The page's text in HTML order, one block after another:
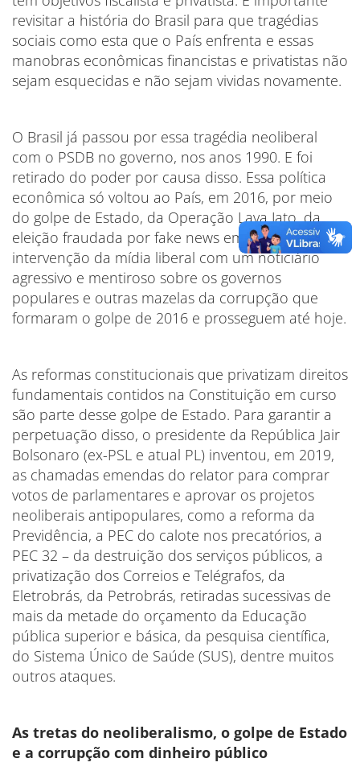
revisitar a história do Brasil para que tragédias
sociais como esta que o País enfrenta e essas
manobras econômicas financistas e privatistas não
sejam esquecidas e não sejam vividas novamente.
O Brasil já passou por essa tragédia neoliberal
com o PSDB no governo, nos anos 1990. E foi
retirado do poder por causa disso. Essa política
econômica só voltou ao País, em 2016, por meio
do golpe de Estado, da Operação Lava Jato, da
eleição fraudada por fake news em 2018, da
intervenção da mídia liberal com um noticiário
agressivo e mentiroso sobre os governos
populares e outras mazelas da corrupção que
formaram o golpe de 2016 e prosseguem até hoje.
As reformas constitucionais que privatizam direitos
fundamentais contidos na Constituição em curso
são parte desse golpe de Estado. Para garantir a
perpetuação disso, o presidente da República Jair
Bolsonaro (ex-PSL e atual PL) inventou, em 2019,
as chamadas emendas do relator para comprar
votos de parlamentares e aprovar os projetos
neoliberais antipopulares, como a reforma da
Previdência, a PEC do calote nos precatórios, a
PEC 32 – da destruição dos serviços públicos, a
privatização dos Correios e Telégrafos, da
Eletrobrás, da Petrobrás, retiradas sucessivas de
mais da metade do orçamento da Educação
pública superior e básica, da pesquisa científica,
do Sistema Único de Saúde (SUS), dentre muitos
outros ataques.
As tretas do neoliberalismo, o golpe de Estado
e a corrupção com dinheiro público